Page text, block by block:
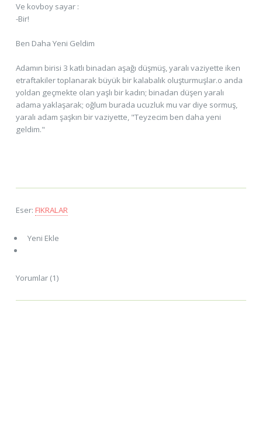
Ve kovboy sayar :
-Bir!
Ben Daha Yeni Geldim
Adamın birisi 3 katlı binadan aşağı düşmüş, yaralı vaziyette iken
etraftakiler toplanarak büyük bir kalabalık oluşturmuşlar.o anda
yoldan geçmekte olan yaşlı bir kadın; binadan düşen yaralı
adama yaklaşarak; oğlum burada ucuzluk mu var diye sormuş,
yaralı adam şaşkın bir vaziyette, "Teyzecim ben daha yeni
geldim."
Eser: FIKRALAR
Yeni Ekle
Yorumlar (1)